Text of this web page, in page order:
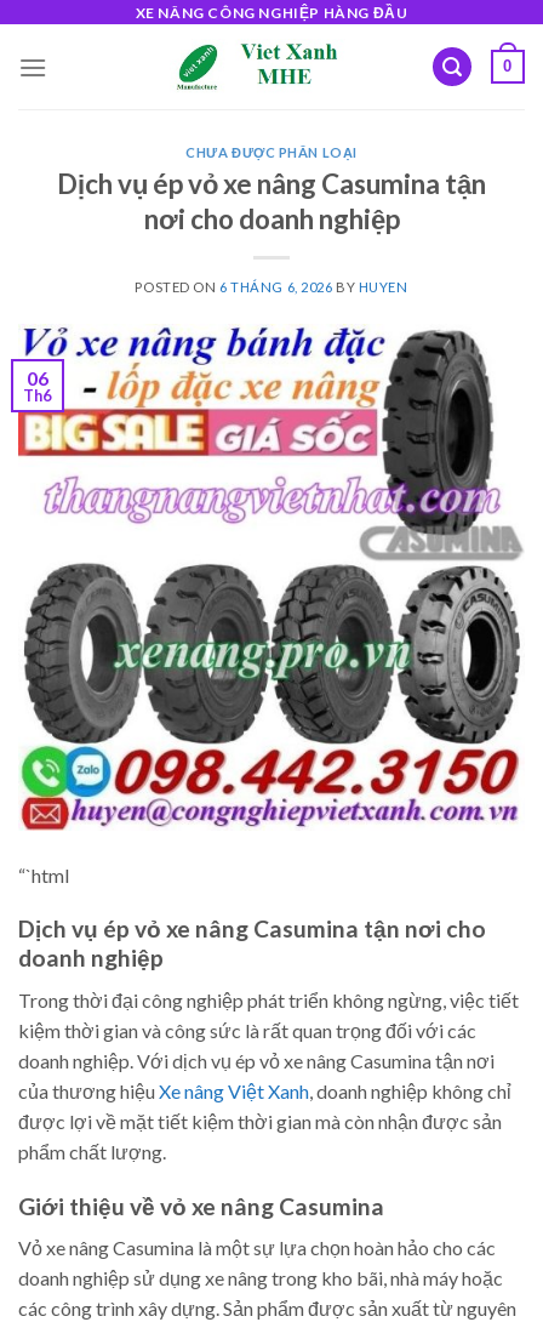
content
XE NÂNG CÔNG NGHIỆP HÀNG ĐẦU
0
CHƯA ĐƯỢC PHÂN LOẠI
Dịch vụ ép vỏ xe nâng Casumina tận
nơi cho doanh nghiệp
POSTED ON 6 THÁNG 6, 2026 BY HUYEN
06
Th6
“`html
Dịch vụ ép vỏ xe nâng Casumina tận nơi cho
doanh nghiệp
Trong thời đại công nghiệp phát triển không ngừng, việc tiết
kiệm thời gian và công sức là rất quan trọng đối với các
doanh nghiệp. Với dịch vụ ép vỏ xe nâng Casumina tận nơi
của thương hiệuXe nâng Việt Xanh, doanh nghiệp không chỉ
được lợi về mặt tiết kiệm thời gian mà còn nhận được sản
phẩm chất lượng.
Giới thiệu về vỏ xe nâng Casumina
Vỏ xe nâng Casumina là một sự lựa chọn hoàn hảo cho các
doanh nghiệp sử dụng xe nâng trong kho bãi, nhà máy hoặc
các công trình xây dựng. Sản phẩm được sản xuất từ nguyên